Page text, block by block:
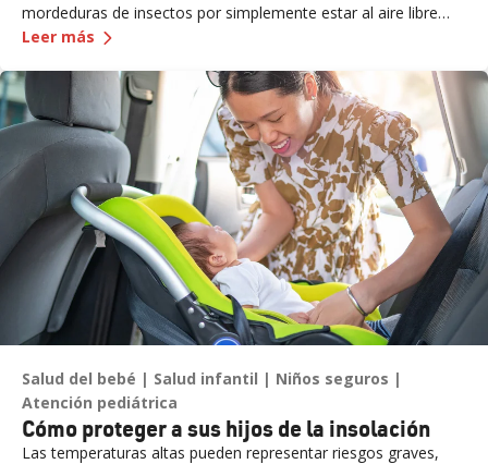
mordeduras de insectos por simplemente estar al aire libre
con más frecuencia. “Aunque muchas mordeduras de insectos
casos, pueden suponer riesgos para la salud más graves si no
se tratan rápidamente”, dice el Dr. Russell Stodtmeister,
médico de medicina familiar de Renown Health.
Leer más —
Salud del bebé Salud infantil
Niños seguros
Atención pediátrica
Cómo proteger a sus hijos de la insolación
Las temperaturas altas pueden representar riesgos graves,